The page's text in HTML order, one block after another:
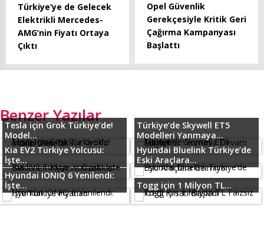
Türkiye’ye de Gelecek
Elektrikli Mercedes-
AMG’nin Fiyatı Ortaya
Çıktı
Opel Güvenlik
Gerekçesiyle Kritik Geri
Çağırma Kampanyası
Başlattı
Benzer Yazılar
Tesla için Grok Türkiye’de!
Model...
Türkiye’de Skywell ET5
Modelleri Yanmaya...
Kia EV2 Türkiye Yolcusu:
İşte...
Hyundai Bluelink Türkiye’de
Eski Araçlara...
Hyundai IONIQ 6 Yenilendi:
İşte...
Togg için 1 Milyon TL...